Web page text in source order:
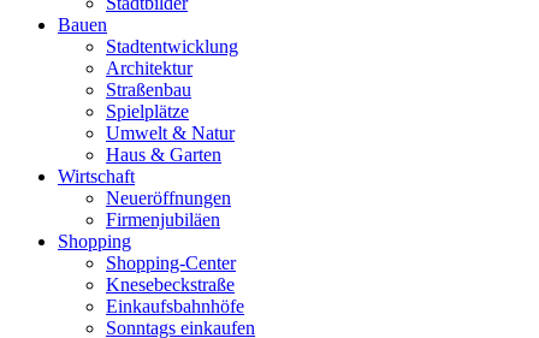
Bauen
Stadtentwicklung
Architektur
Straßenbau
Spielplätze
Umwelt & Natur
Haus & Garten
Wirtschaft
Neueröffnungen
Firmenjubiläen
Shopping
Shopping-Center
Knesebeckstraße
Einkaufsbahnhöfe
Sonntags einkaufen